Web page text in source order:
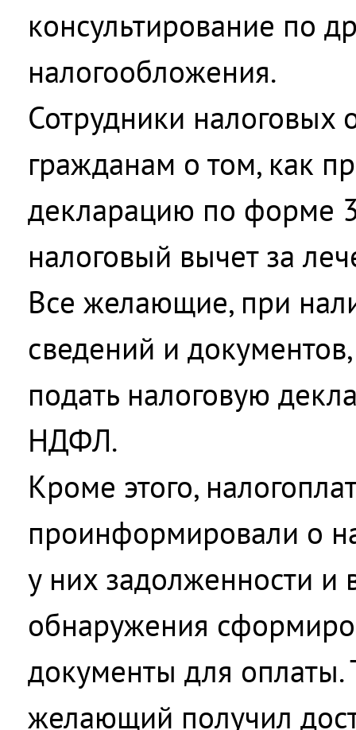
консультирование по
налогообложения.
Сотрудники налоговых
гражданам о том, как
декларацию по форме
налоговый вычет за
Все желающие, при
сведений и
подать налоговую
НДФЛ.
Кроме этого,
проинформировали о
у них задолженности и
обнаружения
документы для
желающий получил